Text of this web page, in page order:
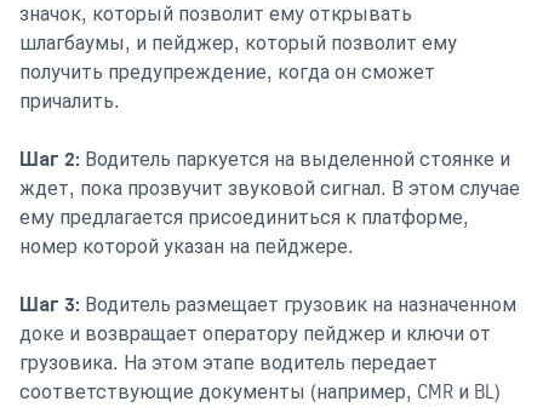
значок, который позволит ему открывать
шлагбаумы, и пейджер, который позволит ему
получить предупреждение, когда он сможет
причалить.
Шаг 2: Водитель паркуется на выделенной стоянке и
ждет, пока прозвучит звуковой сигнал. В этом случае
ему предлагается присоединиться к платформе,
номер которой указан на пейджере.
Шаг 3: Водитель размещает грузовик на назначенном
доке и возвращает оператору пейджер и ключи от
грузовика. На этом этапе водитель передает
соответствующие документы (например, CMR и BL)